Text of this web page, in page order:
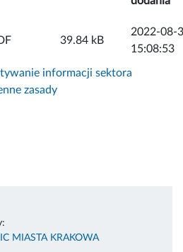
ZAŁĄCZNIK39.84 kB
2022-08-
15:08:53
informacji sektora
zasady
MIASTA KRAKOWA